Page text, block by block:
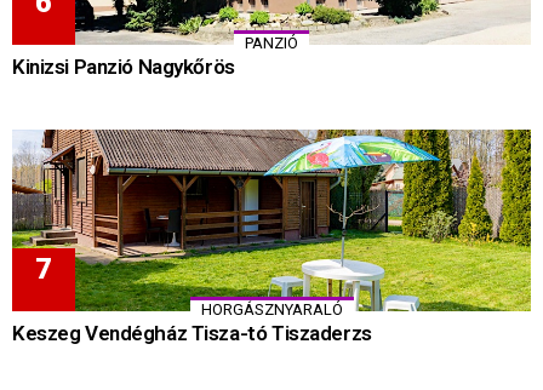
PANZIÓ
Kinizsi Panzió Nagykőrös
HORGÁSZNYARALÓ
Keszeg Vendégház Tisza-tó Tiszaderzs